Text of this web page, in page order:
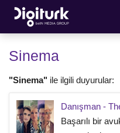
Sinema
"Sinema" ile ilgili duyurular:
Danışman -
Başarılı bir